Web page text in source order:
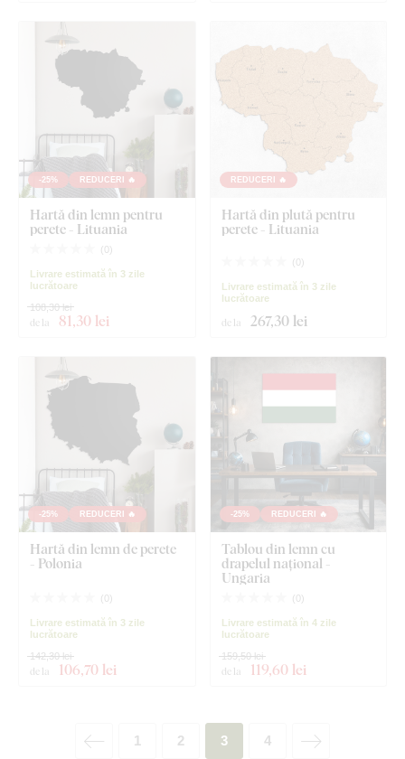
-25% REDUCERI 🔥
Hartă din lemn pentru
perete - Lituania
( 0)
Livrare estimată în 3 zile
lucrătoare
de la 81,30 lei
108,30 lei
REDUCERI 🔥
Hartă din plută pentru
perete - Lituania
( 0)
Livrare estimată în 3 zile
lucrătoare
de la 267,30 lei
-25% REDUCERI 🔥
Hartă din lemn de perete
- Polonia
( 0)
Livrare estimată în 3 zile
lucrătoare
de la 106,70 lei
142,30 lei
-25% REDUCERI 🔥
Tablou din lemn cu
drapelul național -
Ungaria
( 0)
Livrare estimată în 4 zile
lucrătoare
de la 119,60 lei
159,50 lei
1 2 3 4